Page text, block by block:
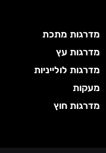
מדרגות מתכת
מדרגות עץ
מדרגות לולייניות
מעקות
מדרגות חוץ